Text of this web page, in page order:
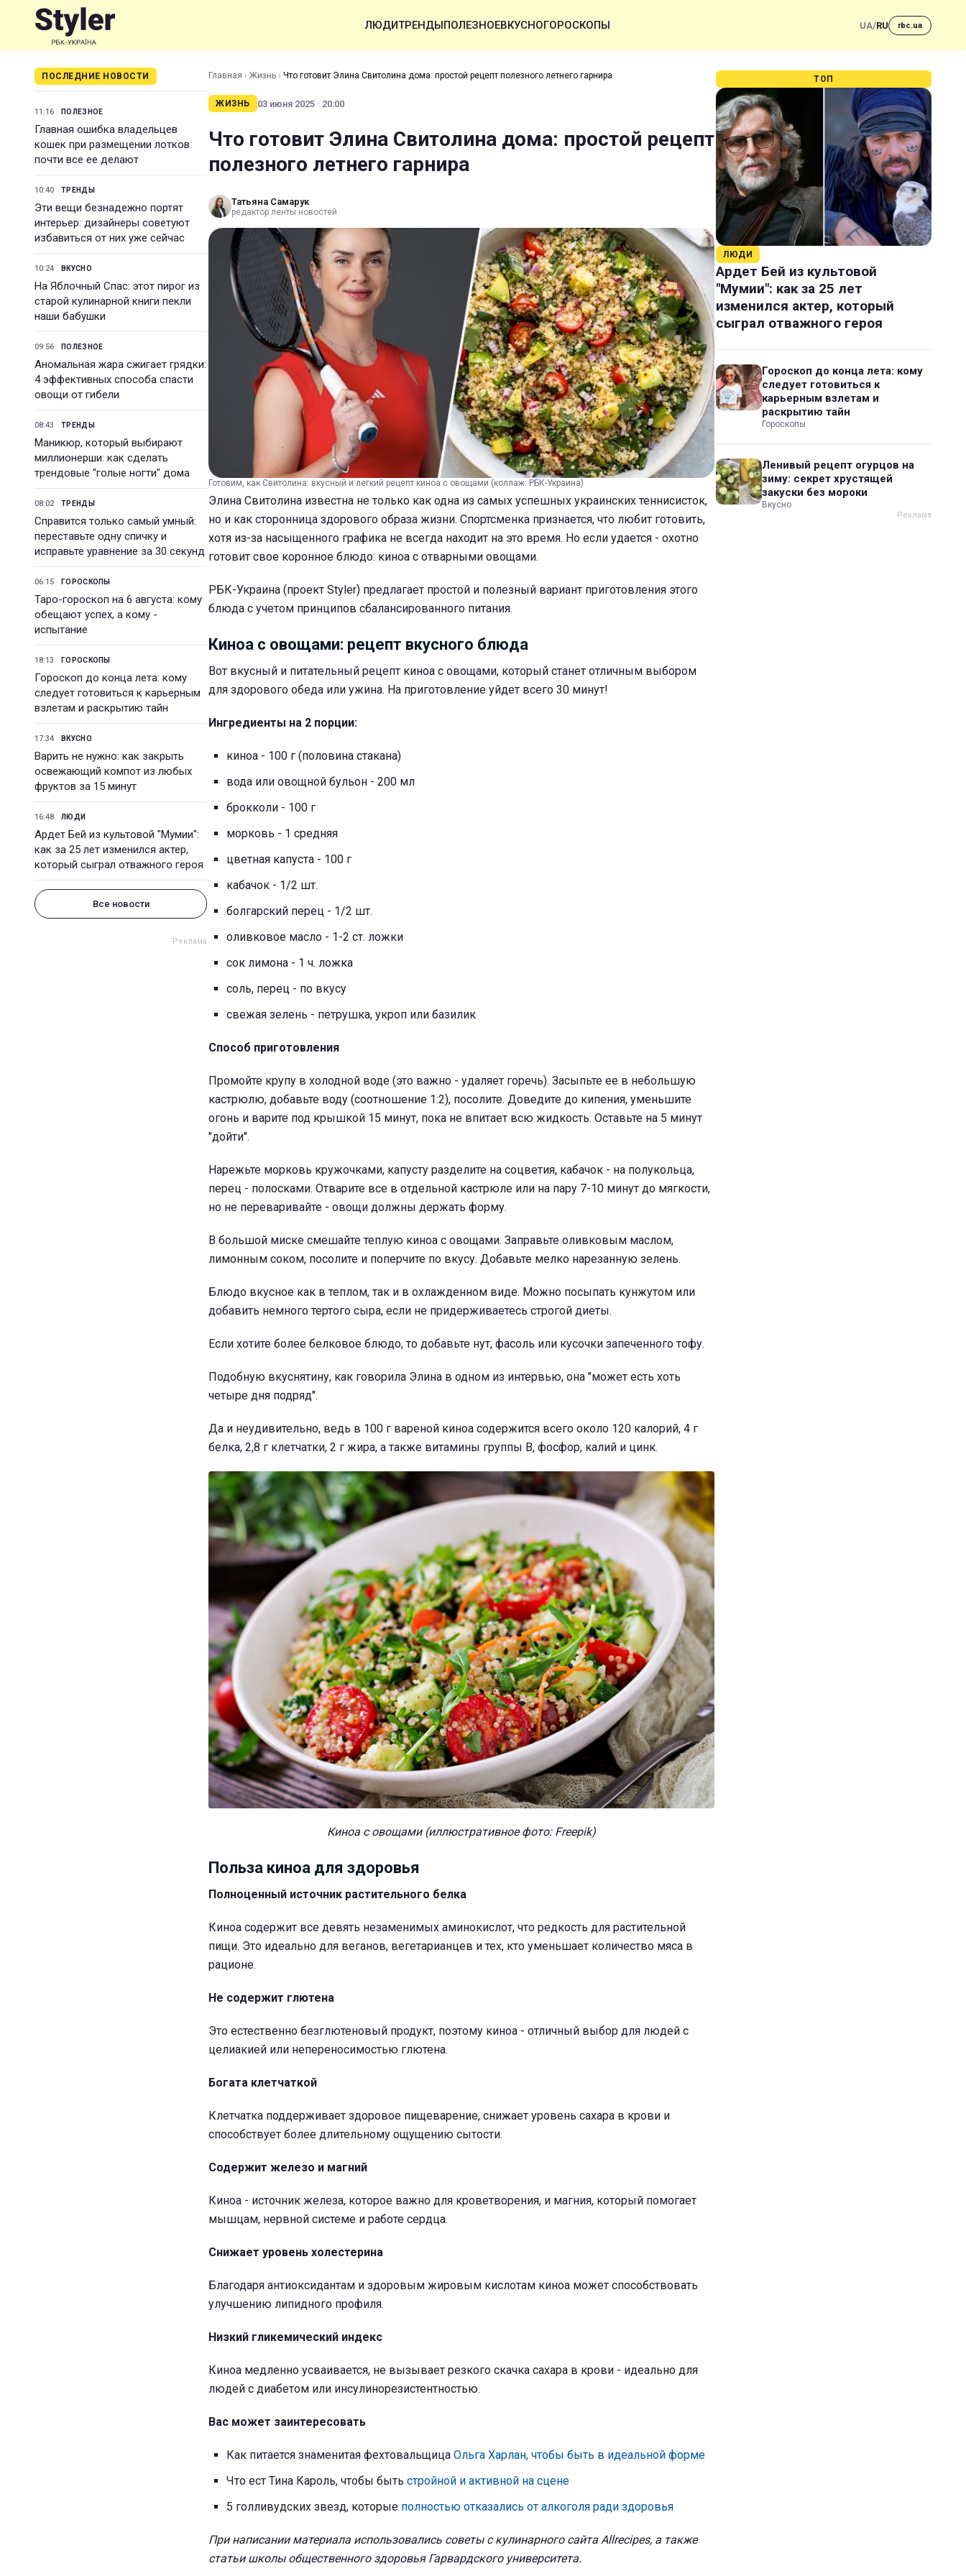
ЛЮДИТРЕНДЫПОЛЕЗНОЕВКУСНОГОРОСКОПЫ UA/RU rbc.ua
ПОСЛЕДНИЕ НОВОСТИ
11:16 ПОЛЕЗНОЕ
Главная ошибка владельцев
кошек при размещении лотков:
почти все ее делают
10:40 ТРЕНДЫ
Эти вещи безнадежно портят
интерьер: дизайнеры советуют
избавиться от них уже сейчас
10:24 ВКУСНО
На Яблочный Спас: этот пирог из
старой кулинарной книги пекли
наши бабушки
09:56 ПОЛЕЗНОЕ
Аномальная жара сжигает грядки:
4 эффективных способа спасти
овощи от гибели
08:43 ТРЕНДЫ
Маникюр, который выбирают
миллионерши: как сделать
трендовые "голые ногти" дома
08:02 ТРЕНДЫ
Справится только самый умный:
переставьте одну спичку и
исправьте уравнение за 30 секунд
06:15 ГОРОСКОПЫ
Таро-гороскоп на 6 августа: кому
обещают успех, а кому -
испытание
18:13 ГОРОСКОПЫ
Гороскоп до конца лета: кому
следует готовиться к карьерным
взлетам и раскрытию тайн
17:34 ВКУСНО
Варить не нужно: как закрыть
освежающий компот из любых
фруктов за 15 минут
16:48 ЛЮДИ
Ардет Бей из культовой "Мумии":
как за 25 лет изменился актер,
который сыграл отважного героя
Все новости
Главная › Жизнь › Что готовит Элина Свитолина дома: простой рецепт полезного летнего гарнира
ЖИЗНЬ 03 июня 2025 · 20:00
Что готовит Элина Свитолина дома: простой рецепт
полезного летнего гарнира
Татьяна Самарук
редактор ленты новостей
Готовим, как Свитолина: вкусный и легкий рецепт киноа с овощами (коллаж: РБК-Украина)
Элина Свитолина известна не только как одна из самых успешных украинских теннисисток,
но и как сторонница здорового образа жизни. Спортсменка признается, что любит готовить,
хотя из-за насыщенного графика не всегда находит на это время. Но если удается - охотно
готовит свое коронное блюдо: киноа с отварными овощами.
РБК-Украина (проект Styler) предлагает простой и полезный вариант приготовления этого
блюда с учетом принципов сбалансированного питания.
Киноа с овощами: рецепт вкусного блюда
Вот вкусный и питательный рецепт киноа с овощами, который станет отличным выбором
для здорового обеда или ужина. На приготовление уйдет всего 30 минут!
Ингредиенты на 2 порции:
киноа - 100 г (половина стакана)
вода или овощной бульон - 200 мл
брокколи - 100 г
морковь - 1 средняя
цветная капуста - 100 г
кабачок - 1/2 шт.
болгарский перец - 1/2 шт.
оливковое масло - 1-2 ст. ложки
сок лимона - 1 ч. ложка
соль, перец - по вкусу
свежая зелень - петрушка, укроп или базилик
Способ приготовления
Промойте крупу в холодной воде (это важно - удаляет горечь). Засыпьте ее в небольшую
кастрюлю, добавьте воду (соотношение 1:2), посолите. Доведите до кипения, уменьшите
огонь и варите под крышкой 15 минут, пока не впитает всю жидкость. Оставьте на 5 минут
"дойти".
Нарежьте морковь кружочками, капусту разделите на соцветия, кабачок - на полукольца,
перец - полосками. Отварите все в отдельной кастрюле или на пару 7-10 минут до мягкости,
но не переваривайте - овощи должны держать форму.
В большой миске смешайте теплую киноа с овощами. Заправьте оливковым маслом,
лимонным соком, посолите и поперчите по вкусу. Добавьте мелко нарезанную зелень.
Блюдо вкусное как в теплом, так и в охлажденном виде. Можно посыпать кунжутом или
добавить немного тертого сыра, если не придерживаетесь строгой диеты.
Если хотите более белковое блюдо, то добавьте нут, фасоль или кусочки запеченного тофу.
Подобную вкуснятину, как говорила Элина в одном из интервью, она "может есть хоть
четыре дня подряд".
Да и неудивительно, ведь в 100 г вареной киноа содержится всего около 120 калорий, 4 г
белка, 2,8 г клетчатки, 2 г жира, а также витамины группы B, фосфор, калий и цинк.
Киноа с овощами (иллюстративное фото: Freepik)
Польза киноа для здоровья
Полноценный источник растительного белка
Киноа содержит все девять незаменимых аминокислот, что редкость для растительной
пищи. Это идеально для веганов, вегетарианцев и тех, кто уменьшает количество мяса в
рационе.
Не содержит глютена
Это естественно безглютеновый продукт, поэтому киноа - отличный выбор для людей с
целиакией или непереносимостью глютена.
Богата клетчаткой
Клетчатка поддерживает здоровое пищеварение, снижает уровень сахара в крови и
способствует более длительному ощущению сытости.
Содержит железо и магний
Киноа - источник железа, которое важно для кроветворения, и магния, который помогает
мышцам, нервной системе и работе сердца.
Снижает уровень холестерина
Благодаря антиоксидантам и здоровым жировым кислотам киноа может способствовать
улучшению липидного профиля.
Низкий гликемический индекс
Киноа медленно усваивается, не вызывает резкого скачка сахара в крови - идеально для
людей с диабетом или инсулинорезистентностью.
Вас может заинтересовать
Как питается знаменитая фехтовальщица Ольга Харлан, чтобы быть в идеальной форме
Что ест Тина Кароль, чтобы быть стройной и активной на сцене
5 голливудских звезд, которые полностью отказались от алкоголя ради здоровья
При написании материала использовались советы с кулинарного сайта Allrecipes, а также
статьи школы общественного здоровья Гарвардского университета.
ТОП
ЛЮДИ
Ардет Бей из культовой
"Мумии": как за 25 лет
изменился актер, который
сыграл отважного героя
Гороскоп до конца лета: кому
следует готовиться к
карьерным взлетам и
раскрытию тайн
Гороскопы
Ленивый рецепт огурцов на
зиму: секрет хрустящей
закуски без мороки
Вкусно